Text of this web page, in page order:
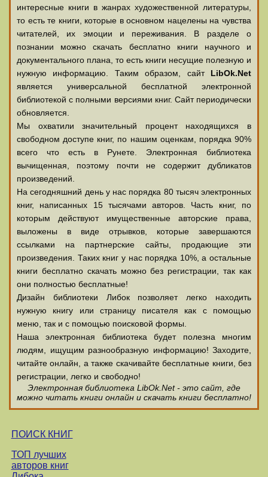
интересные книги в жанрах художественной литературы,
то есть те книги, которые в основном нацелены на чувства
читателей, их эмоции и переживания. В разделе о
познании можно скачать бесплатно книги научного и
документального плана, то есть книги несущие полезную и
нужную информацию. Таким образом, сайт LibOk.Net
является универсальной бесплатной электронной
библиотекой с полными версиями книг. Сайт периодически
обновляется.
Мы охватили значительный процент находящихся в
свободном доступе книг, по нашим оценкам, порядка 90%
всего что есть в Рунете. Электронная библиотека
вычищенная, поэтому почти не содержит дубликатов
произведений.
На сегодняшний день у нас порядка 80 тысяч электронных
книг, написанных 15 тысячами авторов. Часть книг, по
которым действуют имущественные авторские права,
выложены в виде отрывков, которые завершаются
ссылками на партнерские сайты, продающие эти
произведения. Таких книг у нас порядка 10%, а остальные
книги бесплатно скачать можно без регистрации, так как
они полностью бесплатные!
Дизайн библиотеки Либок позволяет легко находить
нужную книгу или страницу писателя как с помощью
меню, так и с помощью поисковой формы.
Наша электронная библиотека будет полезна многим
людям, ищущим разнообразную информацию! Заходите,
читайте онлайн, а также скачивайте бесплатные книги, без
регистрации, легко и свободно!
Электронная библиотека LibOk.Net - это сайт, где
можно читать книги онлайн и скачать книги бесплатно!
ПОИСК КНИГ
ТОП лучших
авторов книг